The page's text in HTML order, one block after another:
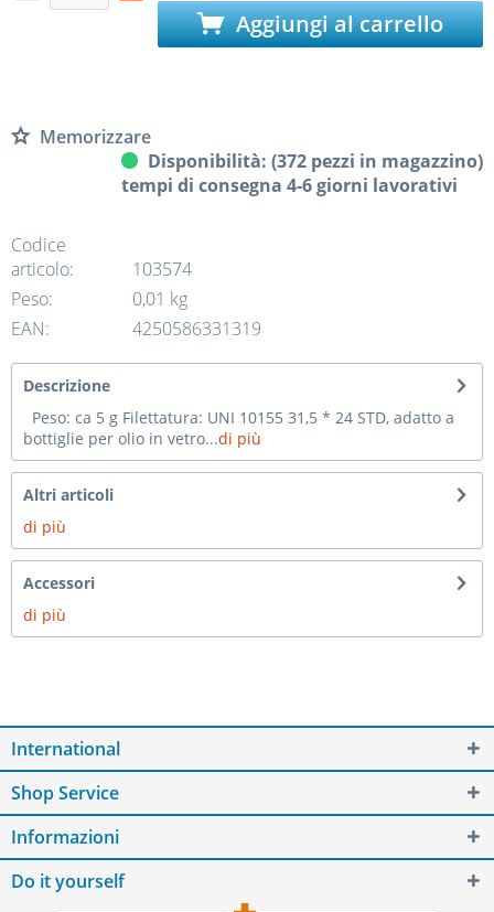
Aggiungi al carrello
Memorizzare
Disponibilità: (372 pezzi in magazzino)
tempi di consegna 4-6 giorni lavorativi
Codice
articolo:
103574
Peso:
0,01 kg
EAN:
4250586331319
Descrizione
Peso: ca 5 g Filettatura: UNI 10155 31,5 * 24 STD, adatto a
bottiglie per olio in vetro...di più
Altri articoli
di più
Accessori
di più
International
Shop Service
Informazioni
Do it yourself